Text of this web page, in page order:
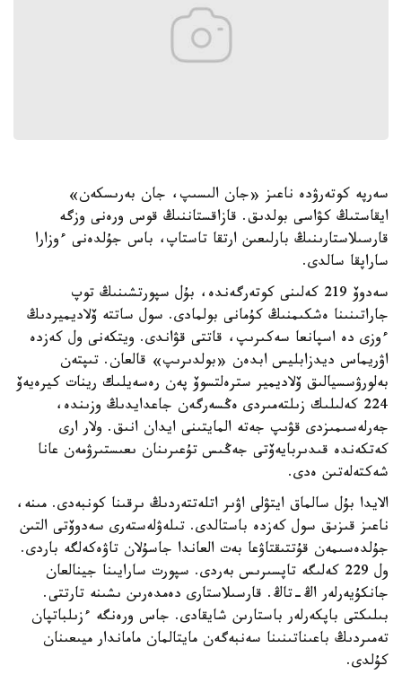
سەرپە كوتەرۋدە ناعىز «جان الىسىپ، جان بەرىسكەن»
ايقاستىڭ كۋاسى بولدىق. قازاقستاننىڭ قوس ورەنى وزگە
قارسىلاستارىنىڭ بارلىعىن ارتقا تاستاپ، باس جۇلدەنى ءوزارا
ساراپقا سالدى.
سەدوۆ 219 كەلىنى كوتەرگەندە، بۇل سپورتشىنىڭ توپ
جاراتىنىنا ەشكىمنىڭ كۇمانى بولمادى. سول ساتتە ۆلاديميردىڭ
ءوزى دە اسپانعا سەكىرىپ، قاتتى قۋاندى. ويتكەنى ول كەزدە
اۋريماس ديدزابليس ابدەن «بولدىرىپ» قالعان. تىپتەن
بەلورۋسسيالىق ۆلاديمير سترەلتسوۆ پەن رەسەيلىك رينات كيرەيەۆ
224 كەلىلىك زىلتەمىردى ەڭسەرگەن جاعدايدىڭ وزىندە،
جەرلەسىمىزدى قۋىپ جەتە المايتىنى ايدان انىق. ولار ارى
كەتكەندە قىدىربايەۆتى جەڭىس تۇعىرىنان ىعىستىرۋمەن عانا
شەكتەلەتىن ەدى.
الايدا بۇل سالماق ايتۋلى اۋىر اتلەتتەردىڭ ىرقىنا كونبەدى. مىنە،
ناعىز قىزىق سول كەزدە باستالدى. تىلەۋلەستەرى سەدوۆتى التىن
جۇلدەسىمەن قۇتتىقتاۋعا بەت العاندا جاسۇلان تاۋەكەلگە باردى.
ول 229 كەلىگە تاپسىرىس بەردى. سپورت سارايىنا جينالعان
جانكۇيەرلەر اڭ-تاڭ. قارسىلاستارى دەمدەرىن ىشىنە تارتتى.
بىلىكتى باپكەرلەر باستارىن شايقادى. جاس ورەنگە ءزىلباتپان
تەمىردىڭ باعىناتىنىنا سەنبەگەن مايتالمان ماماندار ميىعىنان
كۇلدى.